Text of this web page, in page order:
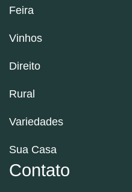
Feira
Vinhos
Direito
Rural
Variedades
Sua Casa
Contato